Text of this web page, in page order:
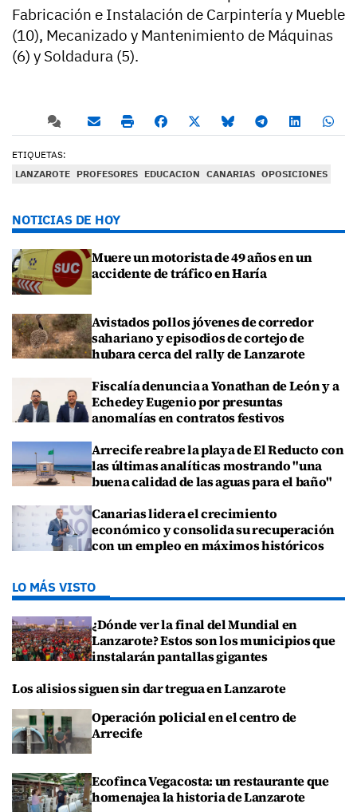
Fabricación e Instalación de Carpintería y Mueble
(10), Mecanizado y Mantenimiento de Máquinas
(6) y Soldadura (5).
ETIQUETAS:
LANZAROTE PROFESORES EDUCACION CANARIAS OPOSICIONES
NOTICIAS DE HOY
Muere un motorista de 49 años en un
accidente de tráfico en Haría
Avistados pollos jóvenes de corredor
sahariano y episodios de cortejo de
hubara cerca del rally de Lanzarote
Fiscalía denuncia a Yonathan de León y a
Echedey Eugenio por presuntas
anomalías en contratos festivos
Arrecife reabre la playa de El Reducto con
las últimas analíticas mostrando "una
buena calidad de las aguas para el baño"
Canarias lidera el crecimiento
económico y consolida su recuperación
con un empleo en máximos históricos
LO MÁS VISTO
¿Dónde ver la final del Mundial en
Lanzarote? Estos son los municipios que
instalarán pantallas gigantes
Los alisios siguen sin dar tregua en Lanzarote
Operación policial en el centro de
Arrecife
Ecofinca Vegacosta: un restaurante que
homenajea la historia de Lanzarote